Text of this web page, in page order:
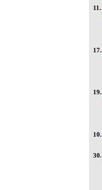
11.
17.
19.
10.
30.